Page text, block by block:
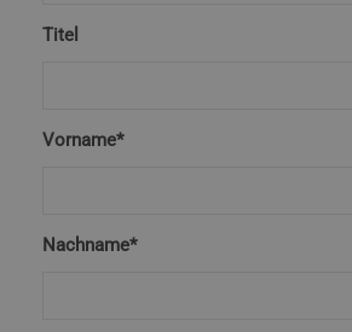
Titel
Vorname*
Nachname*